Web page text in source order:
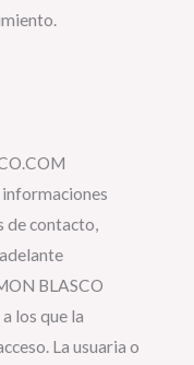
contacto,
BLASCO
los que la
La usuaria o